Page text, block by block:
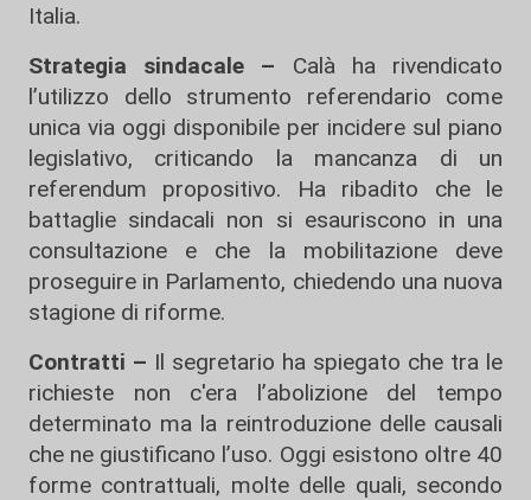
Italia.
Strategia sindacale – Calà ha rivendicato
l’utilizzo dello strumento referendario come
unica via oggi disponibile per incidere sul piano
legislativo, criticando la mancanza di un
referendum propositivo. Ha ribadito che le
battaglie sindacali non si esauriscono in una
consultazione e che la mobilitazione deve
proseguire in Parlamento, chiedendo una nuova
stagione di riforme.
Contratti – Il segretario ha spiegato che tra le
richieste non c'era l’abolizione del tempo
determinato ma la reintroduzione delle causali
che ne giustificano l’uso. Oggi esistono oltre 40
forme contrattuali, molte delle quali, secondo